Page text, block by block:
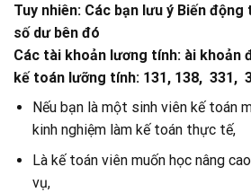
Tuy nhiên: Các bạn lưu ý Biến
số dư bên đó
Các tài khoản lương tính: ài khoản
kế toán lưỡng tính: 131, 138, 331,
Nếu bạn là một sinh viên kế toán
kinh nghiệm làm kế toán thực tế,
Là kế toán viên muốn học nâng
vụ,